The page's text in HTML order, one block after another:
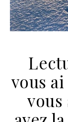
vous
vous